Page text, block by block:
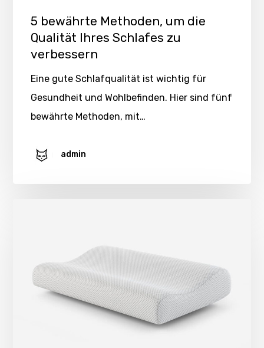
5 bewährte Methoden, um die
Qualität Ihres Schlafes zu
verbessern
Eine gute Schlafqualität ist wichtig für
Gesundheit und Wohlbefinden. Hier sind fünf
bewährte Methoden, mit…
admin